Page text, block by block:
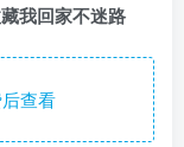
我回家不迷路
查看